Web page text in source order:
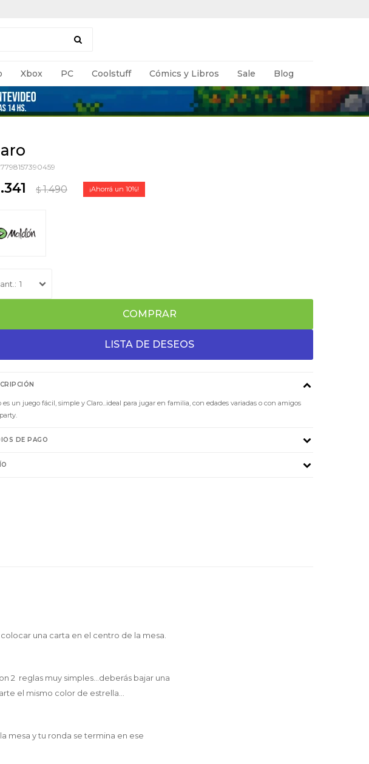
Xbox PC Coolstuff Cómics y Libros Sale Blog
7798157390459
$ 1.490 10
1
COMPRAR
es un juego fácil, simple y Claro...ideal para jugar en familia, con edades variadas o con amigos
DE PAGO
una carta en el centro de la mesa.
2 reglas muy simples...deberás bajar una
el mismo color de estrella...
mesa y tu ronda se termina en ese